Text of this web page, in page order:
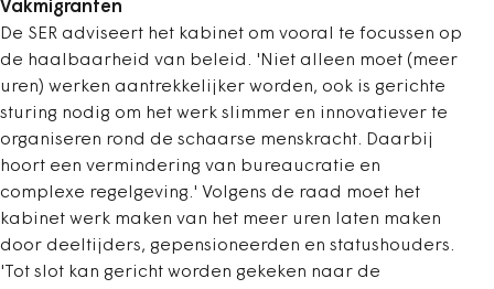
Vakmigranten
De SER adviseert het kabinet om vooral te focussen op
de haalbaarheid van beleid. 'Niet alleen moet (meer
uren) werken aantrekkelijker worden, ook is gerichte
sturing nodig om het werk slimmer en innovatiever te
organiseren rond de schaarse menskracht. Daarbij
hoort een vermindering van bureaucratie en
complexe regelgeving.' Volgens de raad moet het
kabinet werk maken van het meer uren laten maken
door deeltijders, gepensioneerden en statushouders.
'Tot slot kan gericht worden gekeken naar de